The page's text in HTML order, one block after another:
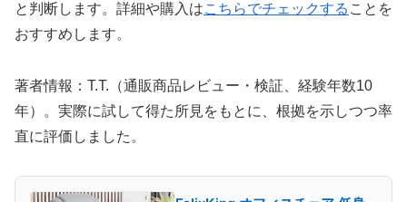
と判断します。詳細や購入はこちらでチェックする ことを
おすすめします。
著者情報：T.T.（通販商品レビュー・検証、経験年数10
年）。実際に試して得た所見をもとに、根拠を示しつつ率
直に評価しました。